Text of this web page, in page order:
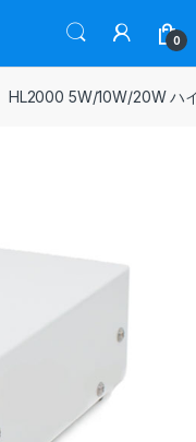
0
HL2000 5W/10W/20W ハ